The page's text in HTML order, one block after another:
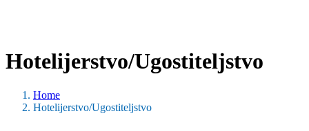
Hotelijerstvo/Ugostiteljstvo
Home
Hotelijerstvo/Ugostiteljstvo